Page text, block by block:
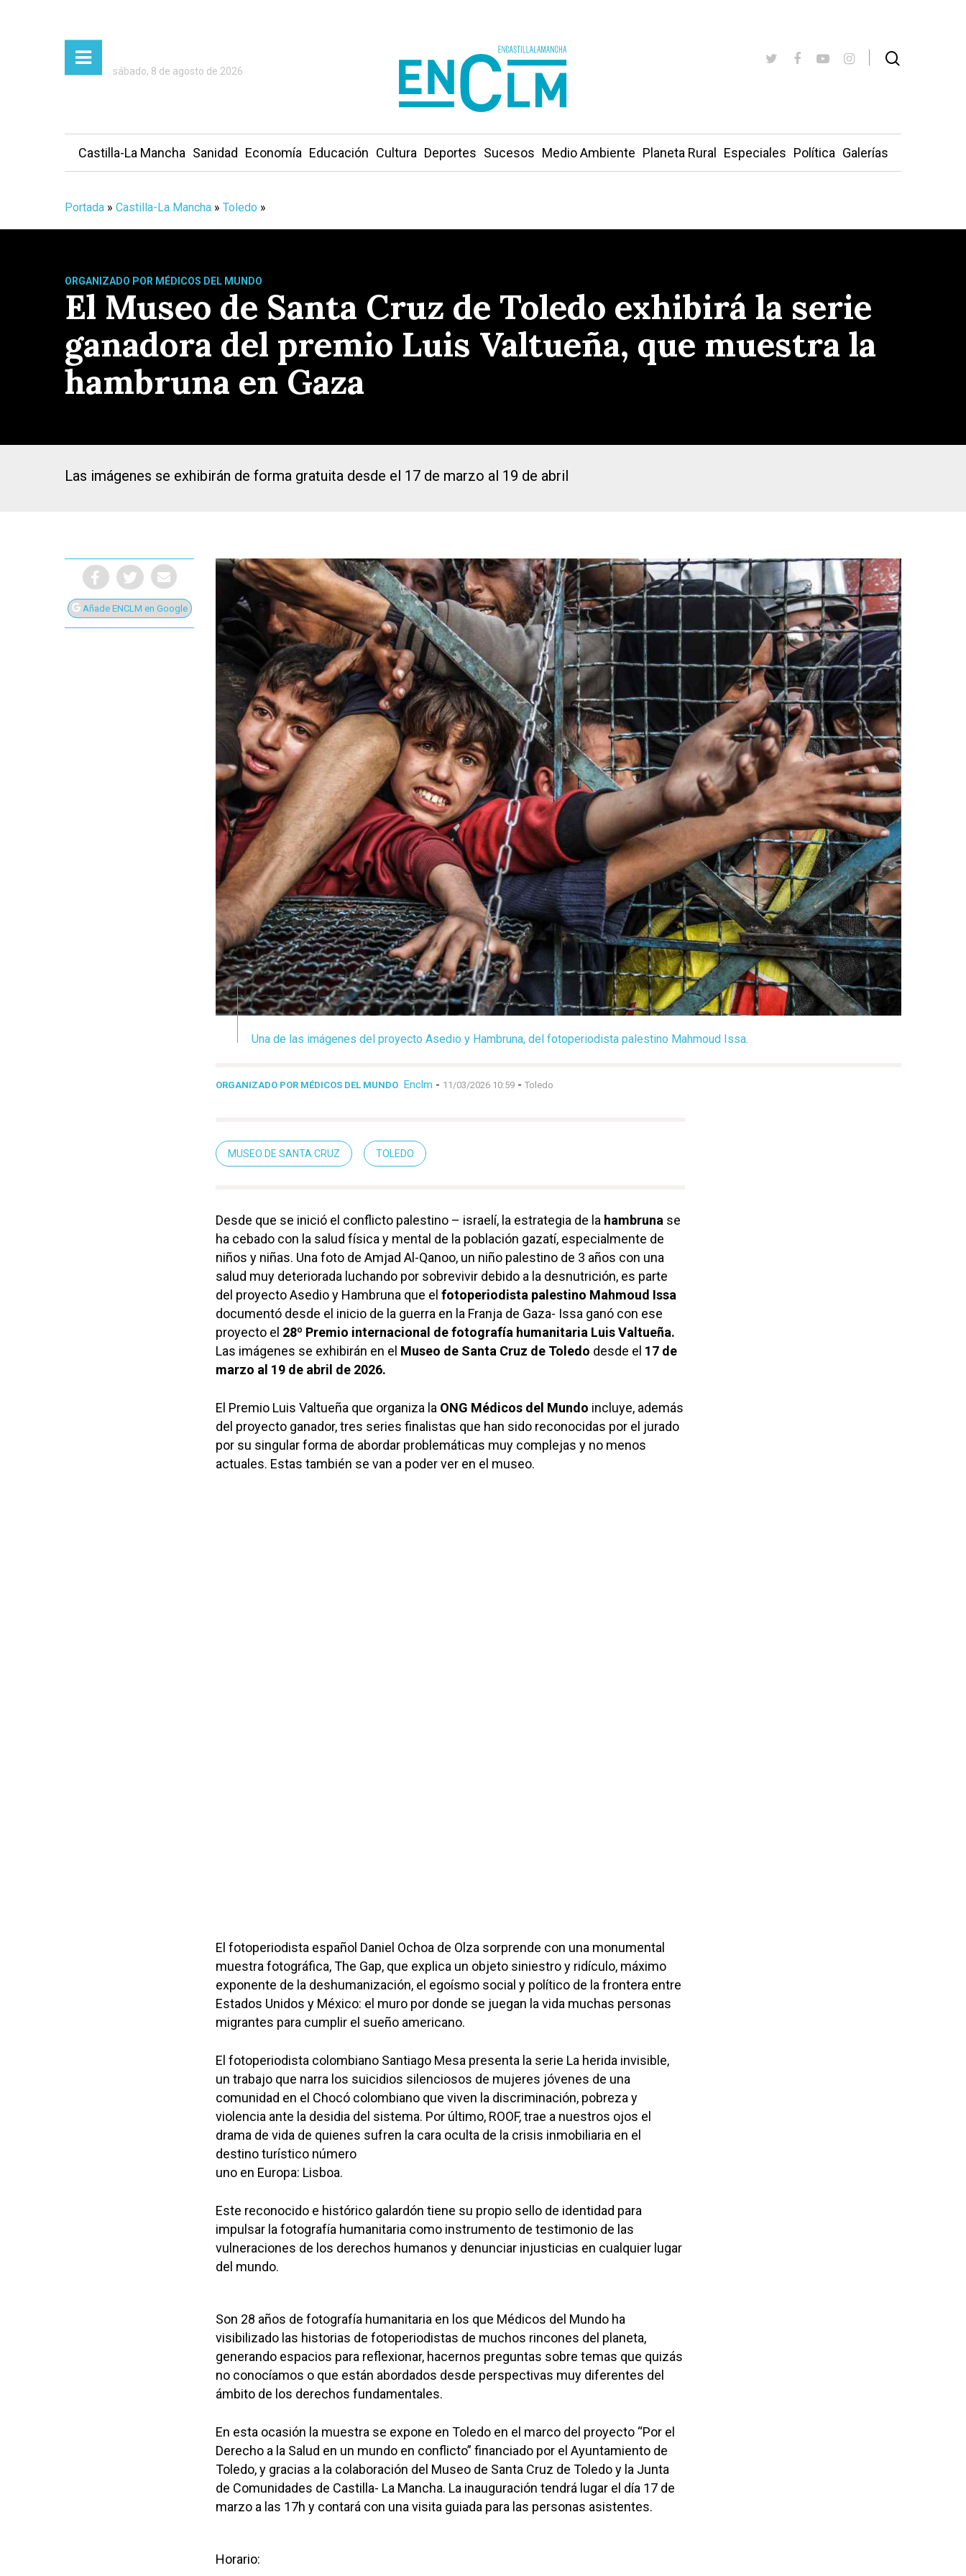
Presiona Intro para buscar o ESC para cerrar
sábado, 8 de agosto de 2026
Castilla-La Mancha Sanidad Economía Educación Cultura Deportes Sucesos Medio Ambiente Planeta Rural Especiales Política Galerías
Portada » Castilla-La Mancha » Toledo »
ORGANIZADO POR MÉDICOS DEL MUNDO
El Museo de Santa Cruz de Toledo exhibirá la serie
ganadora del premio Luis Valtueña, que muestra la
hambruna en Gaza
Las imágenes se exhibirán de forma gratuita desde el 17 de marzo al 19 de abril
Añade ENCLM en Google
Una de las imágenes del proyecto Asedio y Hambruna, del fotoperiodista palestino Mahmoud Issa.
ORGANIZADO POR MÉDICOS DEL MUNDO Enclm - 11/03/2026 10:59 - Toledo
MUSEO DE SANTA CRUZ TOLEDO
Desde que se inició el conflicto palestino – israelí, la estrategia de la hambruna se
ha cebado con la salud física y mental de la población gazatí, especialmente de
niños y niñas. Una foto de Amjad Al-Qanoo, un niño palestino de 3 años con una
salud muy deteriorada luchando por sobrevivir debido a la desnutrición, es parte
del proyecto Asedio y Hambruna que el fotoperiodista palestino Mahmoud Issa
documentó desde el inicio de la guerra en la Franja de Gaza- Issa ganó con ese
proyecto el 28º Premio internacional de fotografía humanitaria Luis Valtueña.
Las imágenes se exhibirán en el Museo de Santa Cruz de Toledo desde el 17 de
marzo al 19 de abril de 2026.
El Premio Luis Valtueña que organiza la ONG Médicos del Mundo incluye, además
del proyecto ganador, tres series finalistas que han sido reconocidas por el jurado
por su singular forma de abordar problemáticas muy complejas y no menos
actuales. Estas también se van a poder ver en el museo.
El fotoperiodista español Daniel Ochoa de Olza sorprende con una monumental
muestra fotográfica, The Gap, que explica un objeto siniestro y ridículo, máximo
exponente de la deshumanización, el egoísmo social y político de la frontera entre
Estados Unidos y México: el muro por donde se juegan la vida muchas personas
migrantes para cumplir el sueño americano.
El fotoperiodista colombiano Santiago Mesa presenta la serie La herida invisible,
un trabajo que narra los suicidios silenciosos de mujeres jóvenes de una
comunidad en el Chocó colombiano que viven la discriminación, pobreza y
violencia ante la desidia del sistema. Por último, ROOF, trae a nuestros ojos el
drama de vida de quienes sufren la cara oculta de la crisis inmobiliaria en el
destino turístico número
uno en Europa: Lisboa.
Este reconocido e histórico galardón tiene su propio sello de identidad para
impulsar la fotografía humanitaria como instrumento de testimonio de las
vulneraciones de los derechos humanos y denunciar injusticias en cualquier lugar
del mundo.
Son 28 años de fotografía humanitaria en los que Médicos del Mundo ha
visibilizado las historias de fotoperiodistas de muchos rincones del planeta,
generando espacios para reflexionar, hacernos preguntas sobre temas que quizás
no conocíamos o que están abordados desde perspectivas muy diferentes del
ámbito de los derechos fundamentales.
En esta ocasión la muestra se expone en Toledo en el marco del proyecto “Por el
Derecho a la Salud en un mundo en conflicto” financiado por el Ayuntamiento de
Toledo, y gracias a la colaboración del Museo de Santa Cruz de Toledo y la Junta
de Comunidades de Castilla- La Mancha. La inauguración tendrá lugar el día 17 de
marzo a las 17h y contará con una visita guiada para las personas asistentes.
Horario: